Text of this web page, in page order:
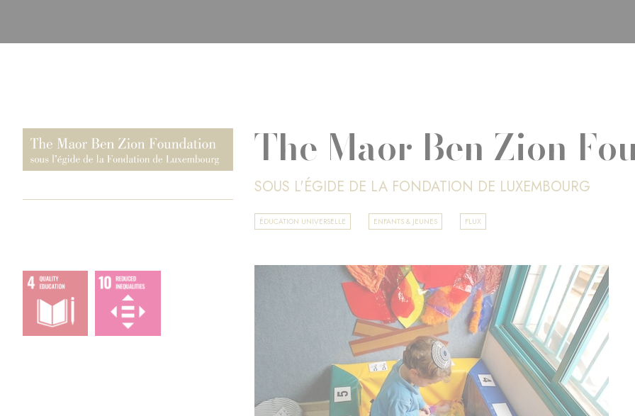
The Maor Ben Zion
SOUS L'ÉGIDE DE LA FONDATION DE LUXEMBOURG
ÉDUCATION UNIVERSELLE ENFANTS & JEUNES FLUX